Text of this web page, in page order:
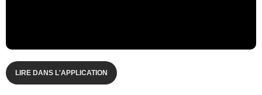
LIRE DANS L'APPLICATION